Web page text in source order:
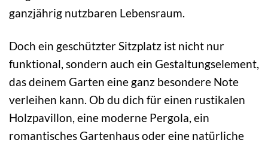
ganzjährig nutzbaren Lebensraum.
Doch ein geschützter Sitzplatz ist nicht nur
funktional, sondern auch ein Gestaltungselement,
das deinem Garten eine ganz besondere Note
verleihen kann. Ob du dich für einen rustikalen
Holzpavillon, eine moderne Pergola, ein
romantisches Gartenhaus oder eine natürliche